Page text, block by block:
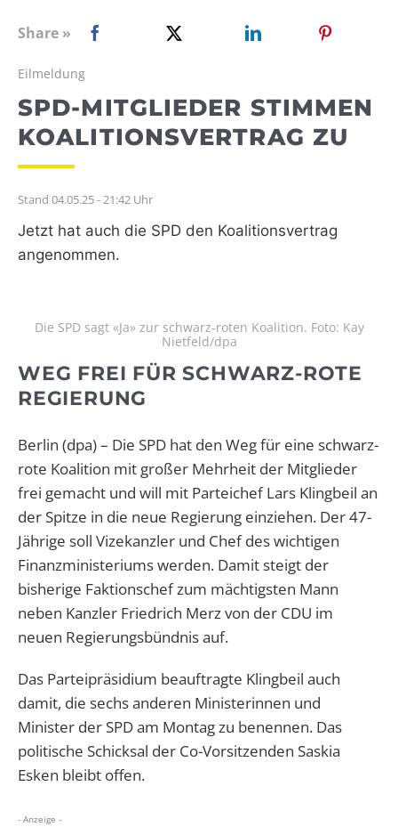
WEBRADIO
Share »
Eilmeldung
SPD-MITGLIEDER STIMMEN
KOALITIONSVERTRAG ZU
Stand 04.05.25 - 21:42 Uhr
Jetzt hat auch die SPD den Koalitionsvertrag
angenommen.
Die SPD sagt «Ja» zur schwarz-roten Koalition. Foto: Kay
Nietfeld/dpa
WEG FREI FÜR SCHWARZ-ROTE
REGIERUNG
Berlin (dpa) – Die SPD hat den Weg für eine schwarz-
rote Koalition mit großer Mehrheit der Mitglieder
frei gemacht und will mit Parteichef Lars Klingbeil an
der Spitze in die neue Regierung einziehen. Der 47-
Jährige soll Vizekanzler und Chef des wichtigen
Finanzministeriums werden. Damit steigt der
bisherige Faktionschef zum mächtigsten Mann
neben Kanzler Friedrich Merz von der CDU im
neuen Regierungsbündnis auf.
Das Parteipräsidium beauftragte Klingbeil auch
damit, die sechs anderen Ministerinnen und
Minister der SPD am Montag zu benennen. Das
politische Schicksal der Co-Vorsitzenden Saskia
Esken bleibt offen.
- Anzeige -